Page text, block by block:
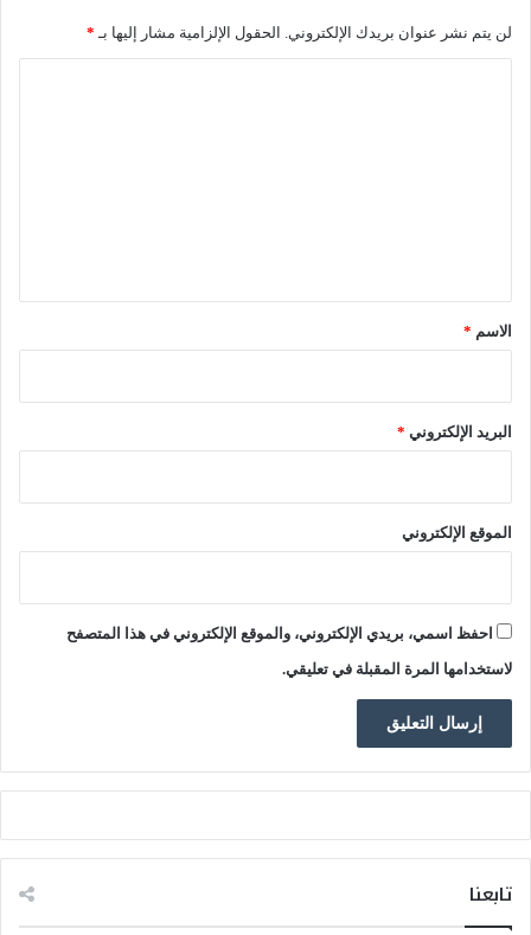
ق
ا
لن يتم نشر عنوان بريدك الإلكتروني. الحقول الإلزامية مشار إليها بـ *
*
الاسم *
البريد الإلكتروني *
الموقع الإلكتروني
احفظ اسمي، بريدي الإلكتروني، والموقع الإلكتروني في هذا المتصفح
لاستخدامها المرة المقبلة في تعليقي.
تابعنا